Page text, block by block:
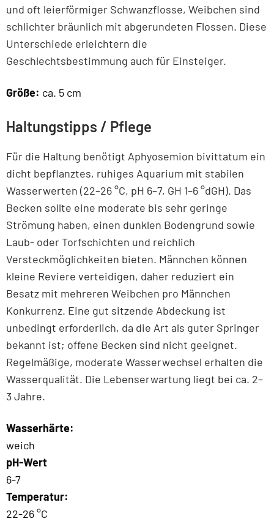
und oft leierförmiger Schwanzflosse, Weibchen sind
schlichter bräunlich mit abgerundeten Flossen. Diese
Unterschiede erleichtern die
Geschlechtsbestimmung auch für Einsteiger.
Größe: ca. 5 cm
Haltungstipps / Pflege
Für die Haltung benötigt Aphyosemion bivittatum ein
dicht bepflanztes, ruhiges Aquarium mit stabilen
Wasserwerten (22–26 °C, pH 6–7, GH 1–6 °dGH). Das
Becken sollte eine moderate bis sehr geringe
Strömung haben, einen dunklen Bodengrund sowie
Laub- oder Torfschichten und reichlich
Versteckmöglichkeiten bieten. Männchen können
kleine Reviere verteidigen, daher reduziert ein
Besatz mit mehreren Weibchen pro Männchen
Konkurrenz. Eine gut sitzende Abdeckung ist
unbedingt erforderlich, da die Art als guter Springer
bekannt ist; offene Becken sind nicht geeignet.
Regelmäßige, moderate Wasserwechsel erhalten die
Wasserqualität. Die Lebenserwartung liegt bei ca. 2–
3 Jahre.
Wasserhärte:
weich
pH-Wert
6-7
Temperatur:
22-26 °C